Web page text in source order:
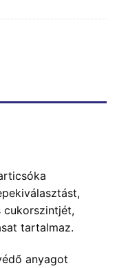
cukorszintjét,
tartalmaz.
anyagot